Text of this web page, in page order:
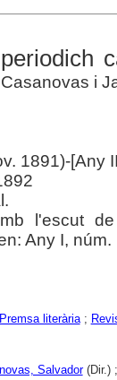
i
1891)-[Any
l'escut
Any I,
Premsa literària;
Salvador(Dir.)